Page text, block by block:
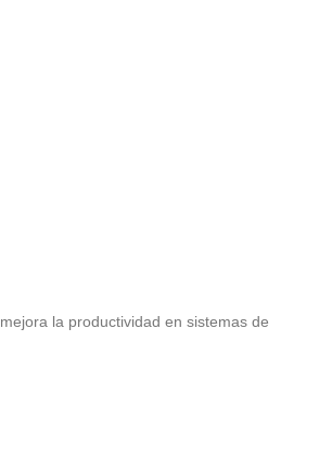
la productividad en sistemas de